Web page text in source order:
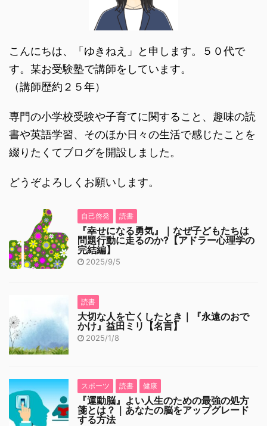
こんにちは、「ゆきねえ」と申します。５０代で
す。某お受験塾で講師をしています。
（講師歴約２５年）
専門の小学校受験や子育てに関すること、趣味の読
書や英語学習、そのほか日々の生活で感じたことを
綴りたくてブログを開設しました。
どうぞよろしくお願いします。
自己啓発 読書
『幸せになる勇気』｜なぜ子どもたちは
問題行動に走るのか?【アドラー心理学の
完結編】
2025/9/5
読書
大切な人を亡くしたとき｜『永遠のおで
かけ』益田ミリ【名言】
2025/1/8
スポーツ 読書 健康
『運動脳』よい人生のための最強の処方
箋とは？｜あなたの脳をアップグレード
する方法